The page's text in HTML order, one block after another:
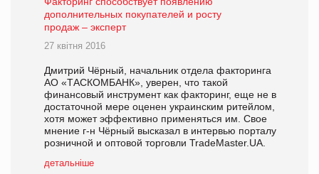
дополнительных покупателей и росту
продаж – эксперт
27 квітня 2016
Дмитрий Чёрный, начальник отдела факторинга
АО «ТАСКОМБАНК», уверен, что такой
финансовый инструмент как факторинг, еще не в
достаточной мере оценен украинским ритейлом,
хотя может эффективно применяться им. Свое
мнение г-н Чёрный высказал в интервью порталу
розничной и оптовой торговли TradeMaster.UA.
детальніше